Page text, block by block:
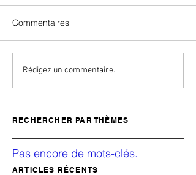
Commentaires
Rédigez un commentaire...
RECHERCHER PAR THÈMES
Pas encore de mots-clés.
ARTICLES RÉCENTS